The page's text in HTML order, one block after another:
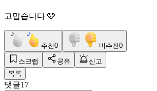
고맙습니다 🩷
추천0 비추천0
스크랩 공유
신고
목록
댓글17